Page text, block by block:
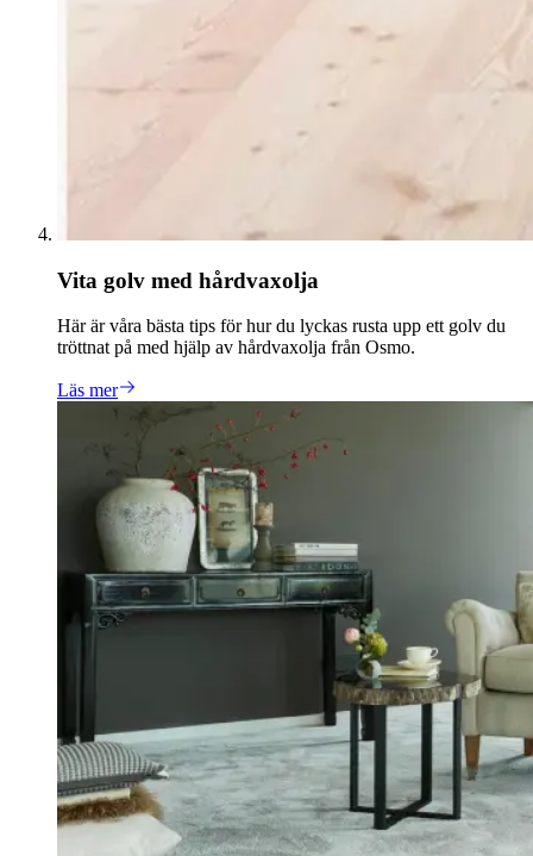
Vita golv med hårdvaxolja
Här är våra bästa tips för hur du lyckas rusta upp ett golv du
tröttnat på med hjälp av hårdvaxolja från Osmo.
Läs mer